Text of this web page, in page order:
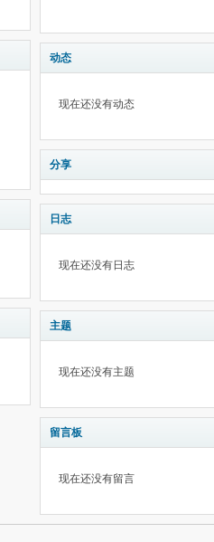
动态
现在还没有动态
分享
日志
现在还没有日志
主题
现在还没有主题
留言板
现在还没有留言